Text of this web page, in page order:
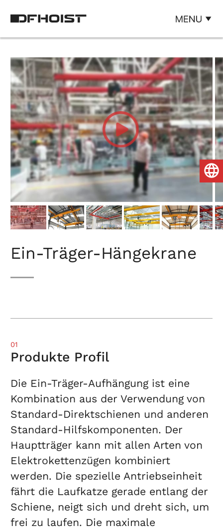
Ein-Träger-Hängekrane
01
Produkte Profil
Die Ein-Träger-Aufhängung ist eine
Kombination aus der Verwendung von
Standard-Direktschienen und anderen
Standard-Hilfskomponenten. Der
Hauptträger kann mit allen Arten von
Elektrokettenzügen kombiniert
werden. Die spezielle Antriebseinheit
fährt die Laufkatze gerade entlang der
Schiene, neigt sich und dreht sich, um
frei zu laufen. Die maximale